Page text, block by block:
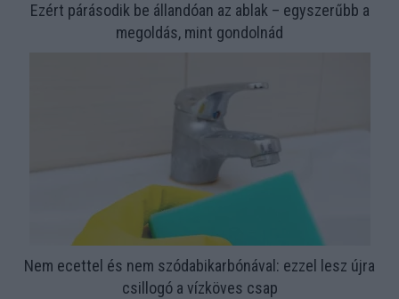
Ezért párásodik be állandóan az ablak – egyszerűbb a
megoldás, mint gondolnád
Nem ecettel és nem szódabikarbónával: ezzel lesz újra
csillogó a vízköves csap